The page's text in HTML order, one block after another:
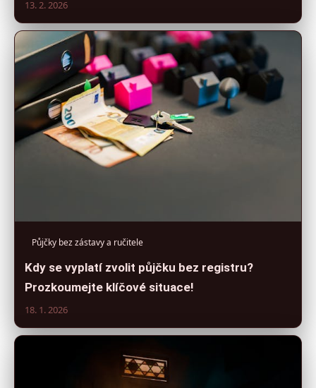
13. 2. 2026
Půjčky bez zástavy a ručitele
Kdy se vyplatí zvolit půjčku bez registru?
Prozkoumejte klíčové situace!
18. 1. 2026